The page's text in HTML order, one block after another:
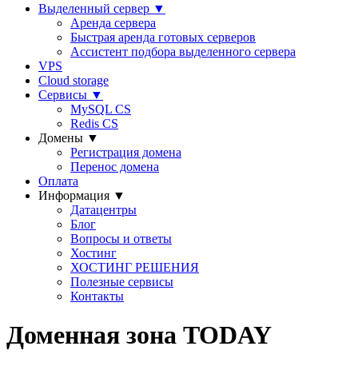
Выделенный сервер ▼
Аренда сервера
Быстрая аренда готовых серверов
Ассистент подбора выделенного сервера
VPS
Cloud storage
Сервисы ▼
MySQL CS
Redis CS
Домены ▼
Регистрация домена
Перенос домена
Оплата
Информация ▼
Датацентры
Блог
Вопросы и ответы
Хостинг
ХОСТИНГ РЕШЕНИЯ
Полезные сервисы
Контакты
Доменная зона TODAY